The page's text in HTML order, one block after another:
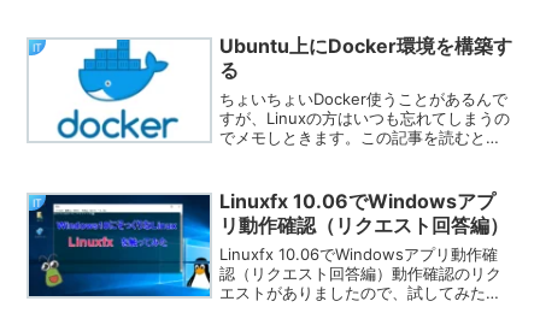
つも起動したいのに、1環...
IT
Ubuntu上にDocker環境を構築す
る
ちょいちょいDocker使うことがあるんで
すが、Linuxの方はいつも忘れてしまうの
でメモしときます。この記事を読むとで
ろなコンテナが実行できる...
IT
Linuxfx 10.06でWindowsアプ
リ動作確認（リクエスト回答編）
Linuxfx 10.06でWindowsアプリ動作確
認（リクエスト回答編）動作確認のリク
エストがありましたので、試してみたい